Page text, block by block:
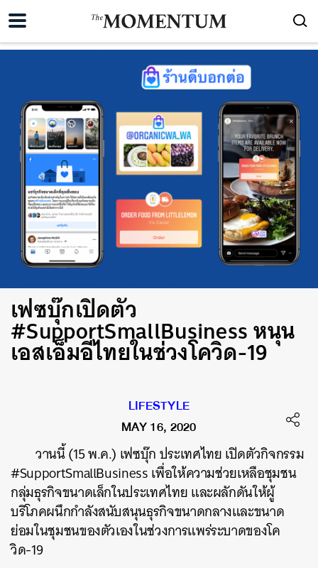
เฟซบุ๊กเปิดตัว
#SupportSmallBusiness หนุน
เอสเอ็มอีไทยในช่วงโควิด-19
LIFESTYLE
MAY 16, 2020
วานนี้ (15 พ.ค.) เฟซบุ๊ก ประเทศไทย เปิดตัวกิจกรรม
#SupportSmallBusiness เพื่อให้ความช่วยเหลือชุมชน
กลุ่มธุรกิจขนาดเล็กในประเทศไทย และผลักดันให้ผู้
บริโภคผนึกกำลังสนับสนุนธุรกิจขนาดกลางและขนาด
ย่อมในชุมชนของตัวเองในช่วงการแพร่ระบาดของโค
วิด-19